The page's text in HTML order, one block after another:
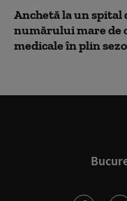
Anchetă la un spital
numărului mare de
medicale în plin